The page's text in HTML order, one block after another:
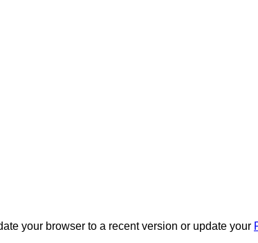
your browser to a recent version or update your